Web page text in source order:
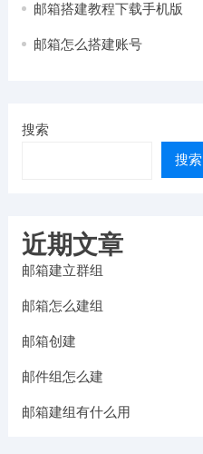
邮箱搭建教程下载手机版
邮箱怎么搭建账号
搜索
搜索
近期文章
邮箱建立群组
邮箱怎么建组
邮箱创建
邮件组怎么建
邮箱建组有什么用